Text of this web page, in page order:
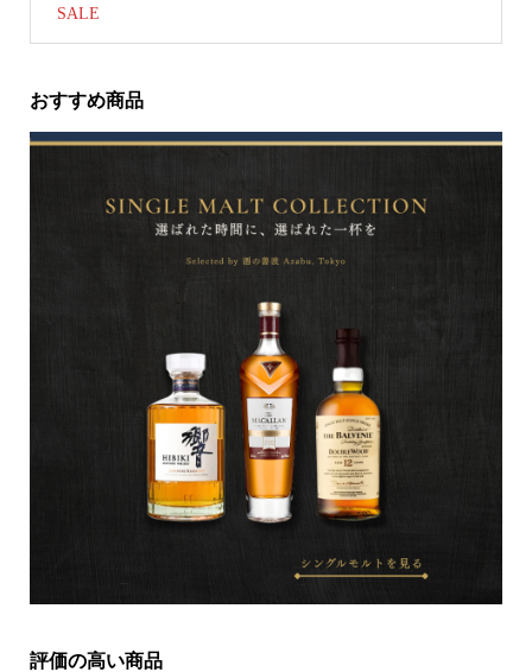
SALE
おすすめ商品
評価の高い商品